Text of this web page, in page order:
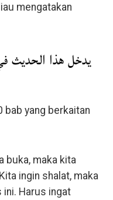
mengatakan
يدخل هذا الحديث
bab yang berkaitan
buka, maka kita
ingin shalat, maka
ini. Harus ingat